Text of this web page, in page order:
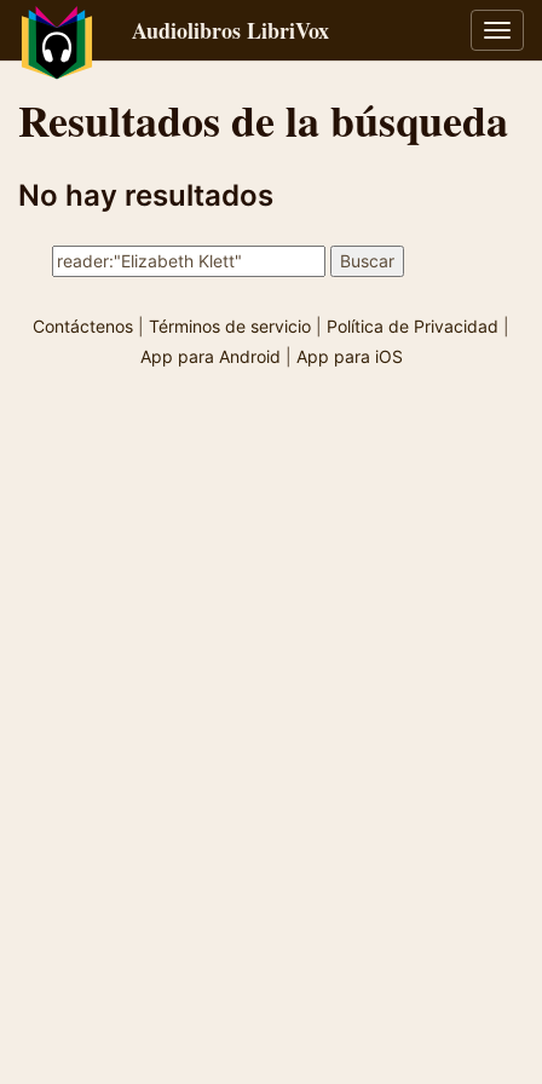
Audiolibros LibriVox
Resultados de la búsqueda
No hay resultados
Contáctenos Términos de servicio Política de Privacidad
App para Android
App para iOS